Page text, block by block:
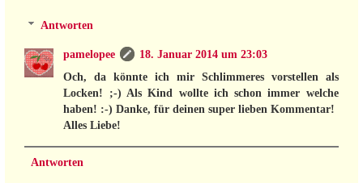
Antworten
pamelopee
18. Januar 2014 um 23:03
Och, da könnte ich mir Schlimmeres vorstellen als
Locken! ;-) Als Kind wollte ich schon immer welche
haben! :-) Danke, für deinen super lieben Kommentar!
Alles Liebe!
Antworten